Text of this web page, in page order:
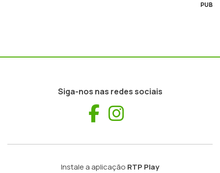
PUB
Siga-nos nas redes sociais
Facebook
Instale a aplicação RTP Play